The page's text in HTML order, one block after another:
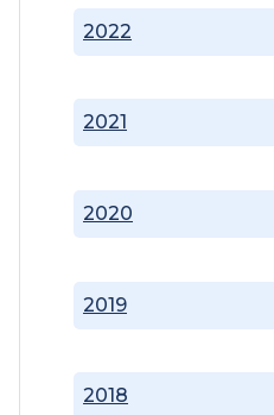
2018
2019
2020
2021
2022